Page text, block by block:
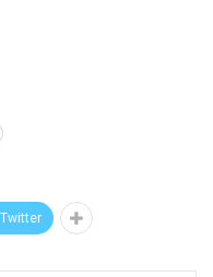
Twitter